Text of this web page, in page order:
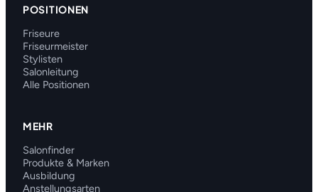
POSITIONEN
Friseure
Friseurmeister
Stylisten
Salonleitung
Alle Positionen
MEHR
Salonfinder
Produkte & Marken
Ausbildung
Anstellungsarten